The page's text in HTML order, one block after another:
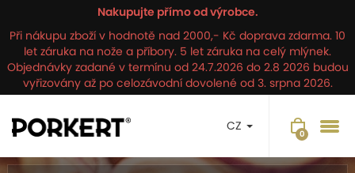
Nakupujte přímo od výrobce.
Při nákupu zboží v hodnotě nad 2000,- Kč doprava zdarma. 10
let záruka na nože a příbory. 5 let záruka na celý mlýnek.
Objednávky zadané v termínu od 24.7.2026 do 2.8 2026 budou
vyřizovány až po celozávodní dovolené od 3. srpna 2026.
CZ